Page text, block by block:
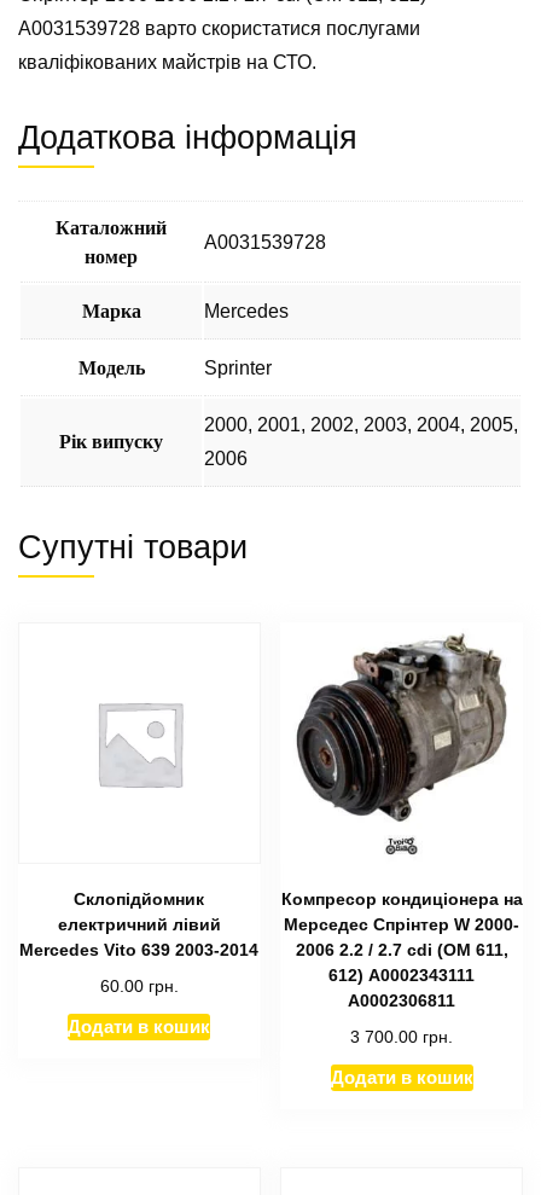
A0031539728 варто скористатися послугами
кваліфікованих майстрів на СТО.
Додаткова інформація
Каталожний
номер
A0031539728
Марка Mercedes
Модель Sprinter
Рік випуску
2000, 2001, 2002, 2003, 2004, 2005,
2006
Супутні товари
Склопідйомник
електричний лівий
Mercedes Vito 639 2003-2014
60.00 грн.
Додати в кошик
Компресор кондиціонера на
Мерседес Спрінтер W 2000-
2006 2.2 / 2.7 cdi (ОМ 611,
612) А0002343111
A0002306811
3 700.00 грн.
Додати в кошик